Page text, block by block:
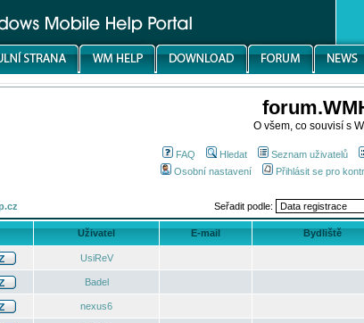
O všem, co souvisí s
FAQ Hledat Seznam uživatelů
Osobní nastavení
Přihlásit se pro
Seřadit podle:
Uživatel E-mail Bydliště
UsiReV
Badel
nexus6